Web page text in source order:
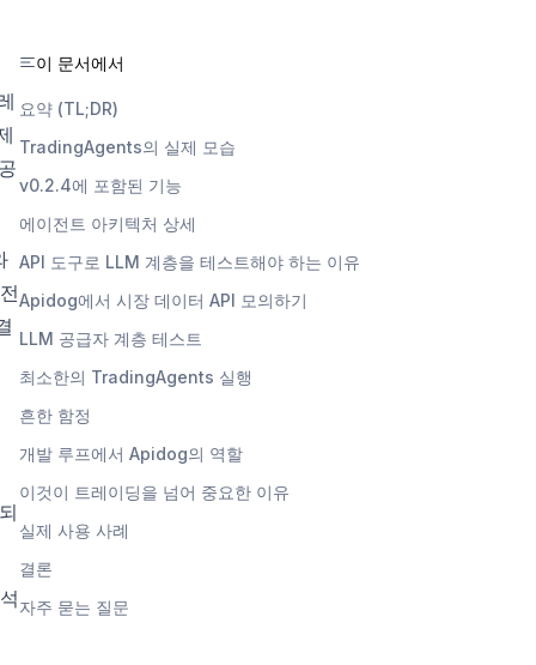
이 문서에서
요약 (TL;DR)
TradingAgents의 실제 모습
v0.2.4에 포함된 기능
에이전트 아키텍처 상세
API 도구로 LLM 계층을 테스트해야 하는 이유
Apidog에서 시장 데이터 API 모의하기
LLM 공급자 계층 테스트
최소한의 TradingAgents 실행
흔한 함정
개발 루프에서 Apidog의 역할
이것이 트레이딩을 넘어 중요한 이유
실제 사용 사례
결론
자주 묻는 질문